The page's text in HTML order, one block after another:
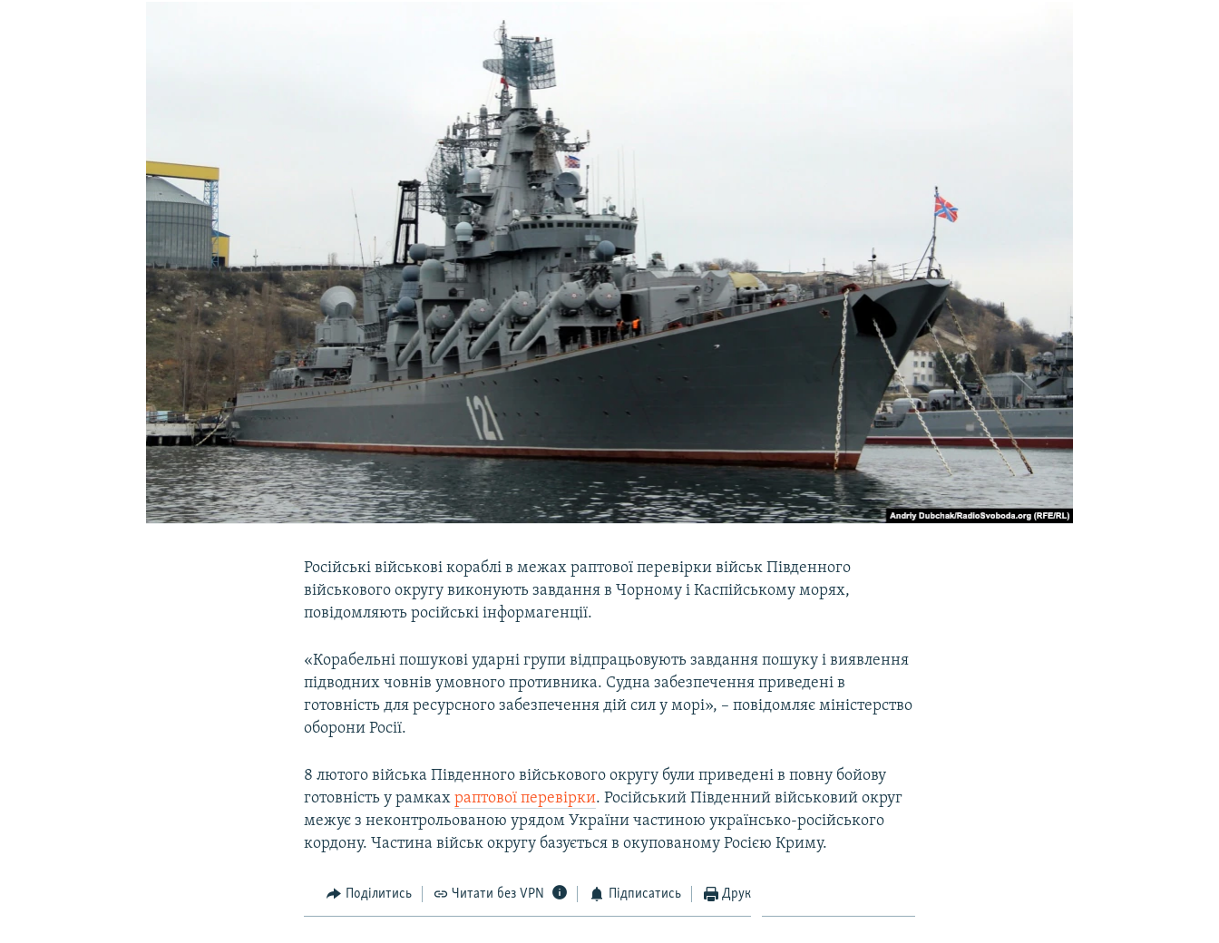
Російські військові кораблі в межах раптової перевірки військ Південного
військового округу виконують завдання в Чорному і Каспійському морях,
повідомляють російські інформагенції.
«Корабельні пошукові ударні групи відпрацьовують завдання пошуку і виявлення
підводних човнів умовного противника. Судна забезпечення приведені в
готовність для ресурсного забезпечення дій сил у морі», – повідомляє міністерство
оборони Росії.
8 лютого війська Південного військового округу були приведені в повну бойову
готовність у рамкахраптової перевірки. Російський Південний військовий округ
межує з неконтрольованою урядом України частиною українсько-російського
кордону. Частина військ округу базується в окупованому Росією Криму.
Поділитись Читати без VPN Підписатись Друк